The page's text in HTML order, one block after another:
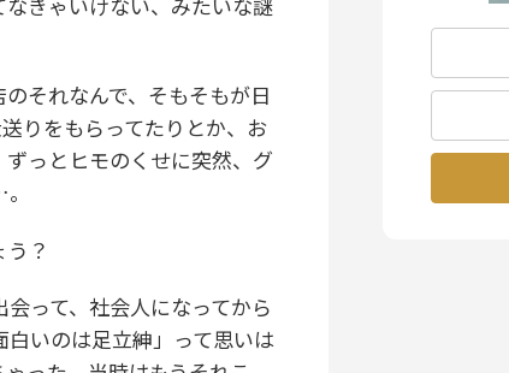
それなんで、そもそもが日
りをもらってたりとか、お
っとヒモのくせに突然、グ
？
って、社会人になってから
いのは足立紳」って思いは